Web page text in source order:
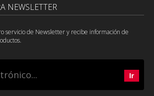
NEWSLETTER
servicio de Newsletter y recibe información de